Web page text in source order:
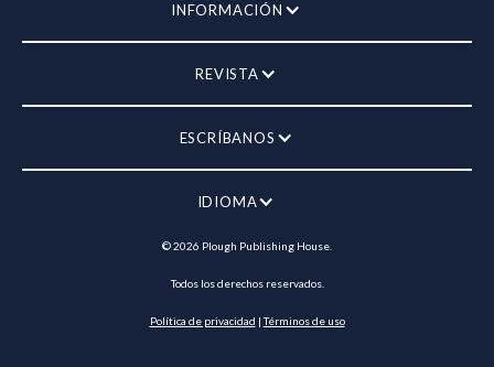
INFORMACIÓN
REVISTA
ESCRÍBANOS
IDIOMA
©2026 Plough Publishing House.
Todos los derechos reservados.
Política de privacidad |Términos de uso